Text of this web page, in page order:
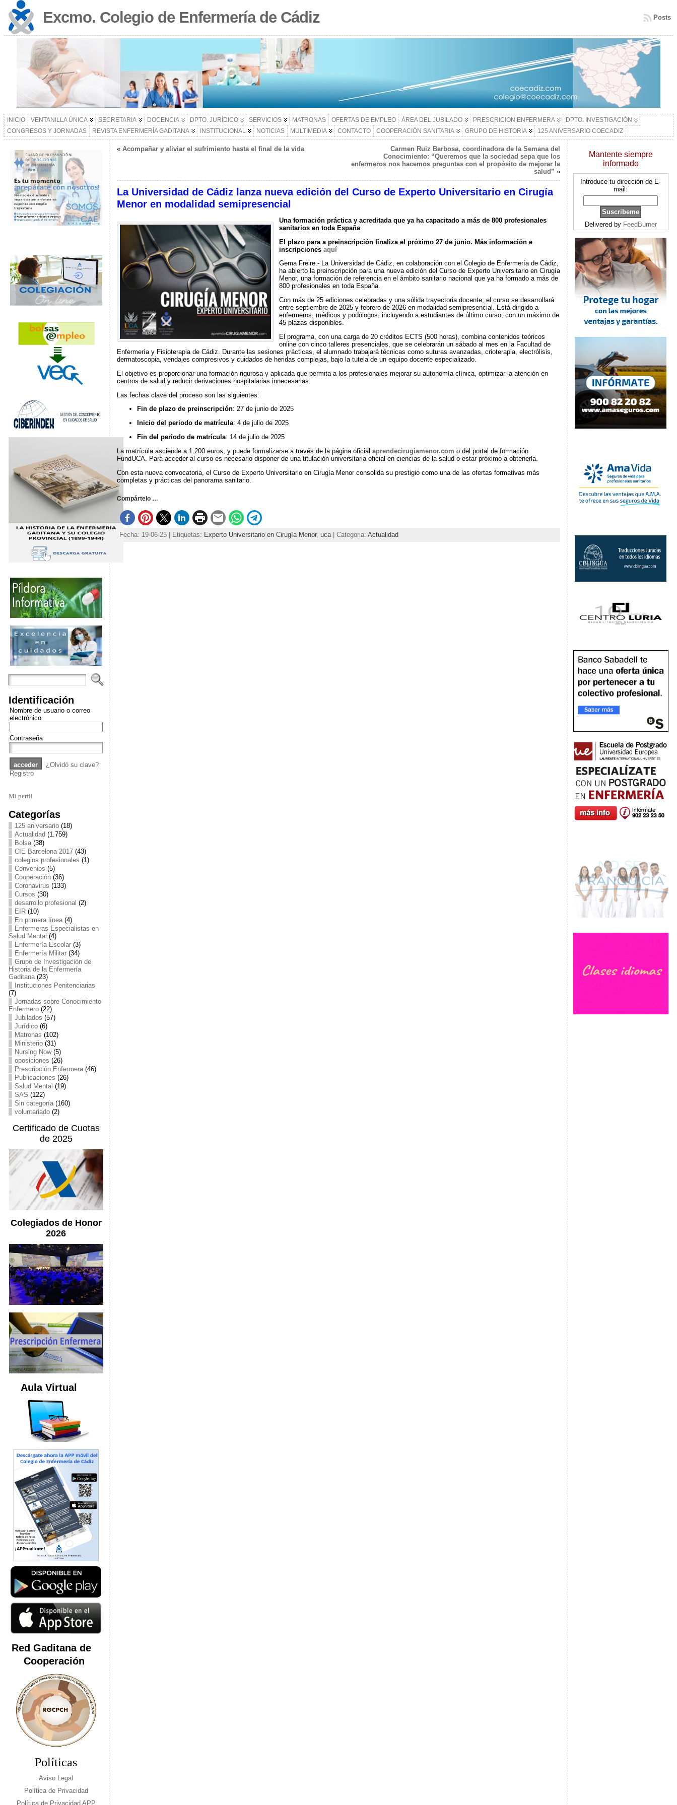
Excmo. Colegio de Enfermería de Cádiz Posts
INICIO VENTANILLA ÚNICA SECRETARIA DOCENCIA DPTO. JURÍDICO SERVICIOS MATRONAS OFERTAS DE EMPLEO ÁREA DEL JUBILADO PRESCRICION ENFERMERA
DPTO. INVESTIGACIÓN
CONGRESOS Y JORNADAS
REVISTA ENFERMERÍA GADITANA INSTITUCIONAL NOTICIAS MULTIMEDIA CONTACTO COOPERACIÓN SANITARIA GRUPO DE HISTORIA 125 ANIVERSARIO COECADIZ
Identificación
Nombre de usuario o correo
electrónico
Contraseña
¿Olvidó su clave?
Registro
Mi perfil
Categorías
125 aniversario(18)
Actualidad (1.759)
Bolsa(38)
CIE Barcelona 2017(43)
colegios profesionales (1)
Convenios (5)
Cooperación(36)
Coronavirus (133)
Cursos (30)
desarrollo profesional (2)
EIR(10)
En primera línea(4)
Enfermeras Especialistas en
Salud Mental (4)
Enfermería Escolar(3)
Enfermería Militar(34)
Grupo de Investigación de
Historia de la Enfermería
Gaditana(23)
Instituciones Penitenciarias
(7)
Jornadas sobre Conocimiento
Enfermero(22)
Jubilados (57)
Jurídico(6)
Matronas (102)
Ministerio(31)
Nursing Now(5)
oposiciones (26)
Prescripción Enfermera(46)
Publicaciones (26)
Salud Mental (19)
SAS (122)
Sin categoría(160)
voluntariado(2)
Certificado de Cuotas
de 2025
Colegiados de Honor
2026
Aula Virtual
Red Gaditana de
Cooperación
Políticas
Aviso Legal
Política de Privacidad
Política de Privacidad APP
« Acompañar y aliviar el sufrimiento hasta el final de la vida
Carmen Ruiz Barbosa, coordinadora de la Semana del
Conocimiento: “Queremos que la sociedad sepa que los
enfermeros nos hacemos preguntas con el propósito de mejorar la
salud” »
La Universidad de Cádiz lanza nueva edición del Curso de Experto Universitario en Cirugía
Menor en modalidad semipresencial
Una formación práctica y acreditada que ya ha capacitado a más de 800 profesionales
sanitarios en toda España
El plazo para a preinscripción finaliza el próximo 27 de junio. Más información e
inscripciones aquí
Gema Freire.- La Universidad de Cádiz, en colaboración con el Colegio de Enfermería de Cádiz,
ha abierto la preinscripción para una nueva edición del Curso de Experto Universitario en Cirugía
Menor, una formación de referencia en el ámbito sanitario nacional que ya ha formado a más de
800 profesionales en toda España.
Con más de 25 ediciones celebradas y una sólida trayectoria docente, el curso se desarrollará
entre septiembre de 2025 y febrero de 2026 en modalidad semipresencial. Está dirigido a
enfermeros, médicos y podólogos, incluyendo a estudiantes de último curso, con un máximo de
45 plazas disponibles.
El programa, con una carga de 20 créditos ECTS (500 horas), combina contenidos teóricos
online con cinco talleres presenciales, que se celebrarán un sábado al mes en la Facultad de
Enfermería y Fisioterapia de Cádiz. Durante las sesiones prácticas, el alumnado trabajará técnicas como suturas avanzadas, crioterapia, electrólisis,
dermatoscopia, vendajes compresivos y cuidados de heridas complejas, bajo la tutela de un equipo docente especializado.
El objetivo es proporcionar una formación rigurosa y aplicada que permita a los profesionales mejorar su autonomía clínica, optimizar la atención en
centros de salud y reducir derivaciones hospitalarias innecesarias.
Las fechas clave del proceso son las siguientes:
Fin de plazo de preinscripción: 27 de junio de 2025
Inicio del periodo de matrícula: 4 de julio de 2025
Fin del periodo de matrícula: 14 de julio de 2025
La matrícula asciende a 1.200 euros, y puede formalizarse a través de la página oficial aprendecirugiamenor.com o del portal de formación
FundUCA. Para acceder al curso es necesario disponer de una titulación universitaria oficial en ciencias de la salud o estar próximo a obtenerla.
Con esta nueva convocatoria, el Curso de Experto Universitario en Cirugía Menor consolida su prestigio como una de las ofertas formativas más
completas y prácticas del panorama sanitario.
Compártelo …
Fecha: 19-06-25 | Etiquetas: Experto Universitario en Cirugía Menor, uca| Categoria: Actualidad
Mantente siempre
informado
Introduce tu dirección de E-
mail:
Delivered by FeedBurner